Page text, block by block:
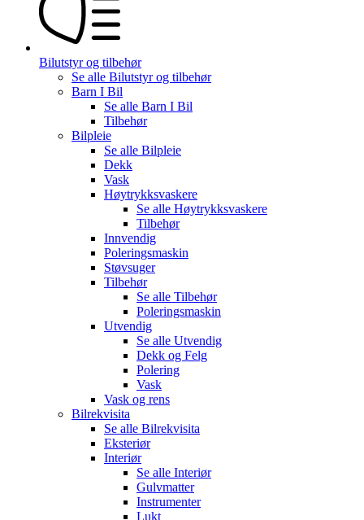
Bilutstyr og tilbehør
Se alle Bilutstyr og tilbehør
Barn I Bil
Se alle Barn I Bil
Tilbehør
Bilpleie
Se alle Bilpleie
Dekk
Vask
Høytrykksvaskere
Se alle Høytrykksvaskere
Tilbehør
Innvendig
Poleringsmaskin
Støvsuger
Tilbehør
Se alle Tilbehør
Poleringsmaskin
Utvendig
Se alle Utvendig
Dekk og Felg
Polering
Vask
Vask og rens
Bilrekvisita
Se alle Bilrekvisita
Eksteriør
Interiør
Se alle Interiør
Gulvmatter
Instrumenter
Lukt